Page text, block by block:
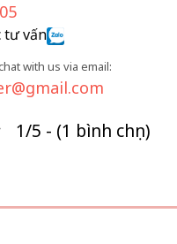
tư vấn
with us via email:
1/5 - (1 bình chọn)